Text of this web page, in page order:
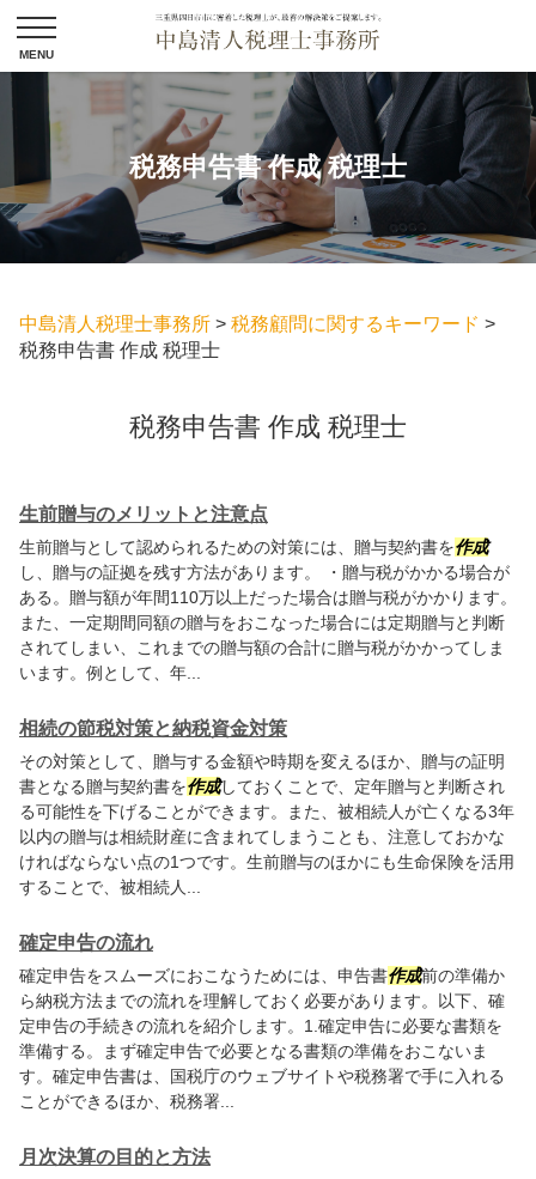
税務申告書 作成 税理士
中島清人税理士事務所 > 税務顧問に関するキーワード >
税務申告書 作成 税理士
税務申告書 作成 税理士
生前贈与のメリットと注意点
生前贈与として認められるための対策には、贈与契約書を作成
し、贈与の証拠を残す方法があります。 ・贈与税がかかる場合が
ある。贈与額が年間110万以上だった場合は贈与税がかかります。
また、一定期間同額の贈与をおこなった場合には定期贈与と判断
されてしまい、これまでの贈与額の合計に贈与税がかかってしま
います。例として、年...
相続の節税対策と納税資金対策
その対策として、贈与する金額や時期を変えるほか、贈与の証明
書となる贈与契約書を作成しておくことで、定年贈与と判断され
る可能性を下げることができます。また、被相続人が亡くなる3年
以内の贈与は相続財産に含まれてしまうことも、注意しておかな
ければならない点の1つです。生前贈与のほかにも生命保険を活用
することで、被相続人...
確定申告の流れ
確定申告をスムーズにおこなうためには、申告書作成前の準備か
ら納税方法までの流れを理解しておく必要があります。以下、確
定申告の手続きの流れを紹介します。1.確定申告に必要な書類を
準備する。まず確定申告で必要となる書類の準備をおこないま
す。確定申告書は、国税庁のウェブサイトや税務署で手に入れる
ことができるほか、税務署...
月次決算の目的と方法